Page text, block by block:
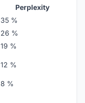
Perplexity
35 %
26 %
19 %
12 %
8 %